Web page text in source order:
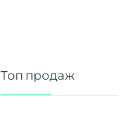
Топ продаж